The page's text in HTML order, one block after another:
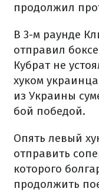
продолжил
В 3-м раунде
отправил
Кубрат не
хуком
из Украины
бой победой.
Опять левый
отправить
которого
продолжить